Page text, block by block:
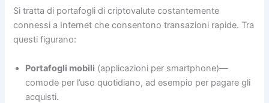
Si tratta di portafogli di criptovalute costantemente
connessi a Internet che consentono transazioni rapide. Tra
questi figurano:
Portafogli mobili (applicazioni per smartphone)—
comode per l’uso quotidiano, ad esempio per pagare gli
acquisti.